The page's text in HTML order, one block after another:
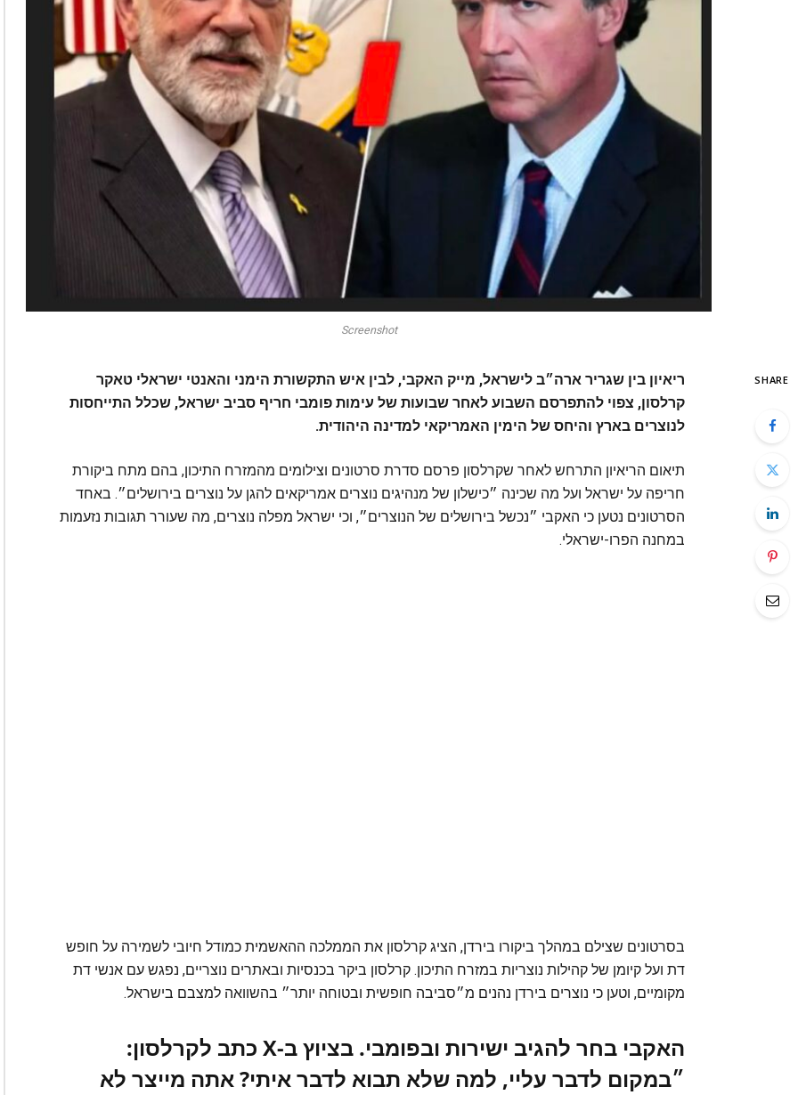
Screenshot
SHARE
ריאיון בין שגריר ארה״ב לישראל, מייק האקבי, לבין איש התקשורת הימני והאנטי ישראלי טאקר
קרלסון, צפוי להתפרסם השבוע לאחר שבועות של עימות פומבי חריף סביב ישראל, שכלל התייחסות
לנוצרים בארץ והיחס של הימין האמריקאי למדינה היהודית.
תיאום הריאיון התרחש לאחר שקרלסון פרסם סדרת סרטונים וצילומים מהמזרח התיכון, בהם מתח ביקורת
חריפה על ישראל ועל מה שכינה ״כישלון של מנהיגים נוצרים אמריקאים להגן על נוצרים בירושלים״. באחד
הסרטונים נטען כי האקבי ״נכשל בירושלים של הנוצרים״, וכי ישראל מפלה נוצרים, מה שעורר תגובות נזעמות
במחנה הפרו-ישראלי.
בסרטונים שצילם במהלך ביקורו בירדן, הציג קרלסון את הממלכה ההאשמית כמודל חיובי לשמירה על חופש
דת ועל קיומן של קהילות נוצריות במזרח התיכון. קרלסון ביקר בכנסיות ובאתרים נוצריים, נפגש עם אנשי דת
מקומיים, וטען כי נוצרים בירדן נהנים מ״סביבה חופשית ובטוחה יותר״ בהשוואה למצבם בישראל.
האקבי בחר להגיב ישירות ובפומבי. בציוץ ב-X כתב לקרלסון:
״במקום לדבר עליי, למה שלא תבוא לדבר איתי? אתה מייצר לא